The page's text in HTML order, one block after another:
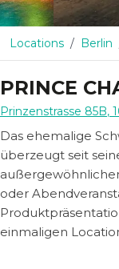
Locations Berlin
PRINCE
Prinzenstrasse 85B,
Das ehemalige
überzeugt seit
oder
einmaligen